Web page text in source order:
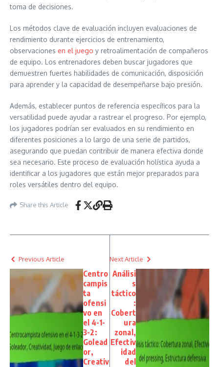
toma de decisiones.
Los métodos clave de evaluación incluyen evaluaciones de
rendimiento durante ejercicios de entrenamiento,
observaciones en el juego y retroalimentación de compañeros
de equipo. Los entrenadores deben buscar jugadores que
demuestren fuertes habilidades de comunicación, disposición
para aprender y la capacidad de desempeñarse bajo presión.
Además, establecer puntos de referencia específicos para la
versatilidad puede ayudar a rastrear el progreso. Por ejemplo,
los jugadores podrían ser evaluados en su rendimiento en
diferentes posiciones a lo largo de una serie de partidos,
asegurando que puedan contribuir de manera efectiva donde
sea necesario. Este proceso de evaluación holística ayuda a
identificar a los jugadores que están mejor preparados para
roles versátiles dentro del equipo.
Share this Article
Previous Article
Centro
campis
ta
ofensi
vo en
el 4-1-
3-2:
Golead
or,
Creativ
Next Article
Análisi
s
táctico
:
Cobert
ura
zonal,
Efectiv
idad
del